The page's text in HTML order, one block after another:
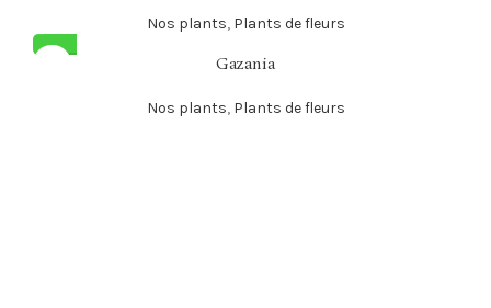
Nos plants, Plants de fleurs
Gazania
Nos plants, Plants de fleurs